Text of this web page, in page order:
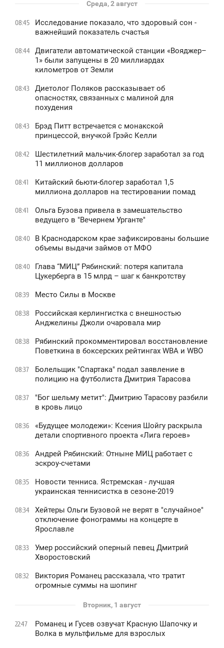
Среда, 2 август
08:45
Исследование показало, что здоровый сон -
важнейший показатель счастья
08:44
Двигатели автоматической станции «Вояджер–
1» были запущены в 20 миллиардах
километров от Земли
08:43
Диетолог Поляков рассказывает об
опасностях, связанных с малиной для
похудения
08:43
Брэд Питт встречается с монакской
принцессой, внучкой Грэйс Келли
08:42
Шестилетний мальчик-блогер заработал за год
11 миллионов долларов
08:41
Китайский бьюти-блогер заработал 1,5
миллиона долларов на тестировании помад
08:41
Ольга Бузова привела в замешательство
ведущего в "Вечернем Урганте"
08:40
В Краснодарском крае зафиксированы большие
объемы выдачи займов от МФО
08:40
Глава “МИЦ” Рябинский: потеря капитала
Цукерберга в 15 млрд – шаг к банкротству
08:39 Место Силы в Москве
08:38
Российская керлингистка с внешностью
Анджелины Джоли очаровала мир
08:38
Рябинский прокомментировал восстановление
Поветкина в боксерских рейтингах WBA и WBO
08:37
Болельщик "Спартака" подал заявление в
полицию на футболиста Дмитрия Тарасова
08:37
"Бог шельму метит": Дмитрию Тарасову разбили
в кровь лицо
08:36
«Будущее молодежи»: Ксения Шойгу раскрыла
детали спортивного проекта «Лига героев»
08:36
Андрей Рябинский: Отныне МИЦ работает с
эскроу-счетами
08:35
Новости тенниса. Ястремская - лучшая
украинская теннисистка в сезоне-2019
08:34
Хейтеры Ольги Бузовой не верят в "случайное"
отключение фонограммы на концерте в
Ярославле
08:33
Умер российский оперный певец Дмитрий
Хворостовский
08:32
Виктория Романец рассказала, что тратит
огромные суммы на шопинг
Вторник, 1 август
22:47
Романец и Гусев озвучат Красную Шапочку и
Волка в мультфильме для взрослых